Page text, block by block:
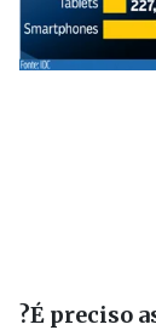
?É preciso